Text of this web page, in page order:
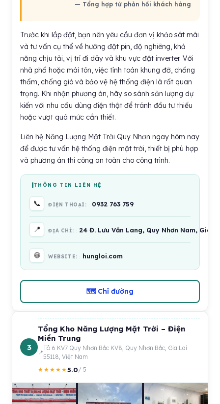
— Tổng hợp từ phản hồi khách hàng
Trước khi lắp đặt, bạn nên yêu cầu đơn vị khảo sát mái
và tư vấn cụ thể về hướng đặt pin, độ nghiêng, khả
năng chịu tải, vị trí đi dây và khu vực đặt inverter. Với
nhà phố hoặc mái tôn, việc tính toán khung đỡ, chống
thấm, chống gió và bảo vệ hệ thống điện là rất quan
trọng. Khi nhận phương án, hãy so sánh sản lượng dự
kiến với nhu cầu dùng điện thật để tránh đầu tư thiếu
hoặc vượt quá mức cần thiết.
Liên hệ Năng Lượng Mặt Trời Quy Nhơn ngay hôm nay
để được tư vấn hệ thống điện mặt trời, thiết bị phù hợp
và phương án thi công an toàn cho công trình.
THÔNG TIN LIÊN HỆ
📞 ĐIỆN THOẠI: 0932 763 759
📍 ĐỊA CHỈ: 24 Đ. Lưu Văn Lang, Quy Nhơn Nam, Gia
🌐 WEBSITE: hungloi.com
🗺 Chỉ đường
3
Tổng Kho Năng Lượng Mặt Trời – Điện
Miền Trung
Tô 6 KV7 Quy Nhơn Bắc KV8, Quy Nhơn Bắc, Gia Lai
55118, Việt Nam
★★★★★5.0/ 5